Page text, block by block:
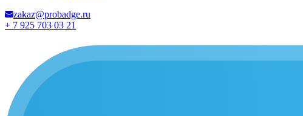
zakaz@probadge.ru
+ 7 925 703 03 21